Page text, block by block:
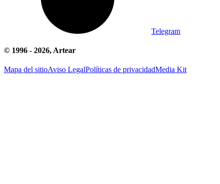
Telegram
© 1996 - 2026, Artear
Mapa del sitioAviso LegalPolíticas de privacidadMedia Kit